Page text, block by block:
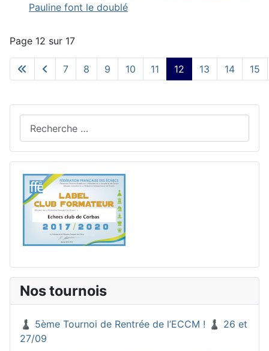
Pauline font le doublé
Page 12 sur 17
7 8 9 10 11 12 13 14 15
Nos tournois
♟️ 5ème Tournoi de Rentrée de l’ECCM ! ♟️ 26 et
27/09